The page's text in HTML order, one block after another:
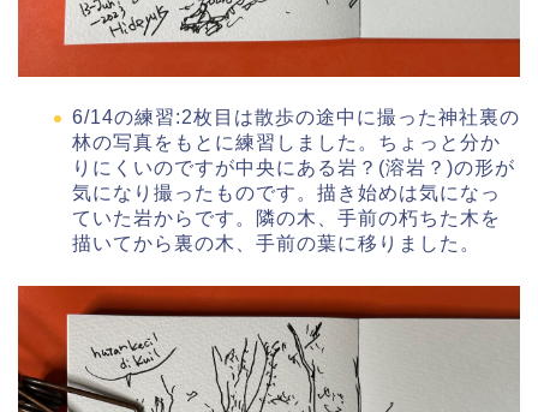
6/14の練習:2枚目は散歩の途中に撮った神社裏の
林の写真をもとに練習しました。ちょっと分か
りにくいのですが中央にある岩？(溶岩？)の形が
気になり撮ったものです。描き始めは気になっ
ていた岩からです。隣の木、手前の朽ちた木を
描いてから裏の木、手前の葉に移りました。